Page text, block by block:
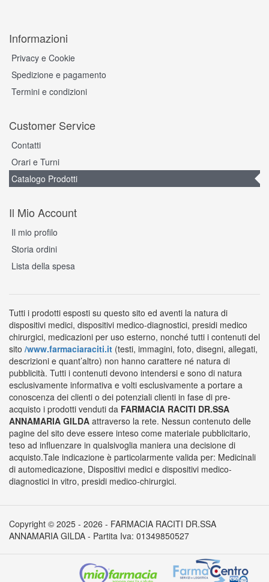
Informazioni
Privacy e Cookie
Spedizione e pagamento
Termini e condizioni
Customer Service
Contatti
Orari e Turni
Catalogo Prodotti
Il Mio Account
Il mio profilo
Storia ordini
Lista della spesa
Tutti i prodotti esposti su questo sito ed aventi la natura di
dispositivi medici, dispositivi medico-diagnostici, presidi medico
chirurgici, medicazioni per uso esterno, nonché tutti i contenuti del
sito /www.farmaciaraciti.it (testi, immagini, foto, disegni, allegati,
descrizioni e quant’altro) non hanno carattere né natura di
pubblicità. Tutti i contenuti devono intendersi e sono di natura
esclusivamente informativa e volti esclusivamente a portare a
conoscenza dei clienti o dei potenziali clienti in fase di pre-
acquisto i prodotti venduti da FARMACIA RACITI DR.SSA
ANNAMARIA GILDA attraverso la rete. Nessun contenuto delle
pagine del sito deve essere inteso come materiale pubblicitario,
teso ad influenzare in qualsivoglia maniera una decisione di
acquisto.Tale indicazione è particolarmente valida per: Medicinali
di automedicazione, Dispositivi medici e dispositivi medico-
diagnostici in vitro, presidi medico-chirurgici.
Copyright © 2025 - 2026 - FARMACIA RACITI DR.SSA
ANNAMARIA GILDA - Partita Iva: 01349850527